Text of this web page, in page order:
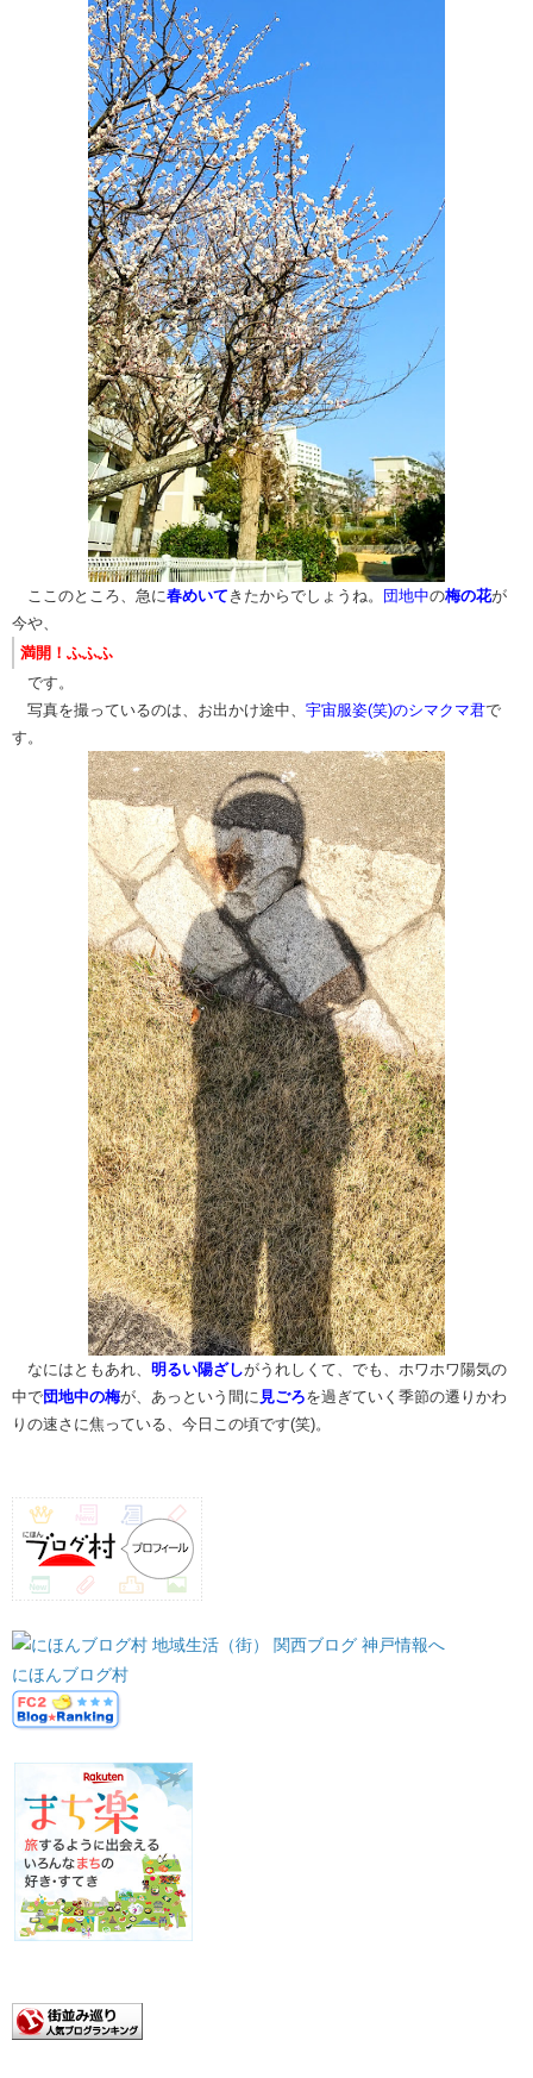
​ ここのところ、急に春めいて きたからでしょうね。 団地中の梅の花が
今や、
満開！ふふふ​​
です。
写真を撮っているのは、お出かけ途中、 宇宙服姿(笑)のシマクマ君で
す。
​ なにはともあれ、 明るい陽ざしがうれしくて、でも、ホワホワ陽気の
中で団地中の梅が、あっという間に 見ごろを過ぎていく季節の遷りかわ
りの速さに焦っている、今日この頃です(笑)。 ​
にほんブログ村